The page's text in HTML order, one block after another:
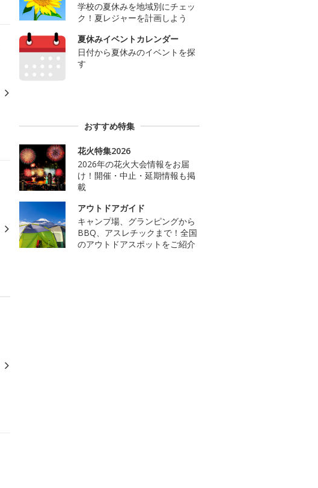
学校の夏休みを地域別にチェッ
ク！夏レジャーを計画しよう
夏休みイベントカレンダー
日付から夏休みのイベントを探
す
おすすめ特集
花火特集2026
2026年の花火大会情報をお届
け！開催・中止・延期情報も掲
載
アウトドアガイド
キャンプ場、グランピングから
BBQ、アスレチックまで！全国
のアウトドアスポットをご紹介